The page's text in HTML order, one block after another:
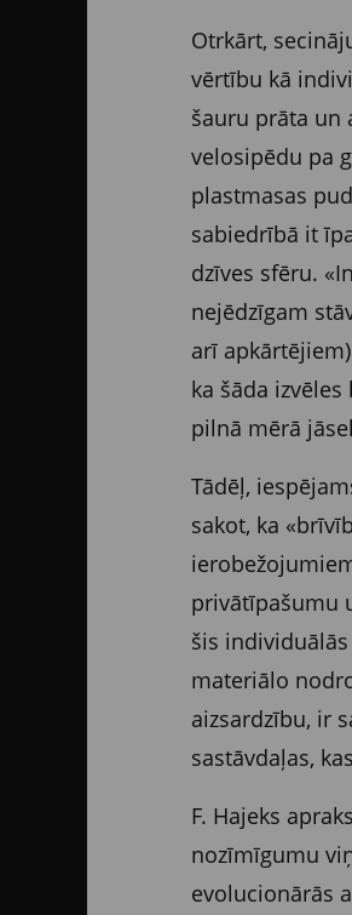
Otrkārt,
vērtību kā
šauru prāta un
velosipēdu pa
plastmasas
sabiedrībā it
dzīves sfēru.
nejēdzīgam
arī
ka šāda
pilnā mērā
Tādēļ,
sakot, ka
privātīpašumu
šis
materiālo
aizsardzību, ir
sastāvdaļas,
F. Hajeks
nozīmīgumu
evolucionārās